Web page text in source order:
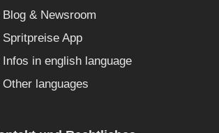
Blog & Newsroom
Spritpreise App
Infos in english language
Other languages